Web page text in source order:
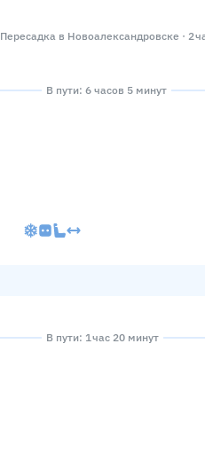
Пересадка в Новоалександровске · 2
В пути: 6 часов 5 минут
В пути: 1 час 20 минут